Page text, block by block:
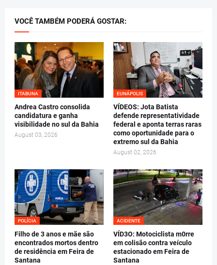
VOCÊ TAMBÉM PODERÁ GOSTAR:
ITABUNA
Andrea Castro consolida
candidatura e ganha
visibilidade no sul da Bahia
August 03, 2026
EUNÁPOLIS
VÍDEOS: Jota Batista
defende representatividade
federal e aponta terras raras
como oportunidade para o
extremo sul da Bahia
August 02, 2026
POLÍCIA
Filho de 3 anos e mãe são
encontrados mortos dentro
de residência em Feira de
Santana
ACIDENTE
VÍD3O: Motociclista m0rre
em colisão contra veículo
estacionado em Feira de
Santana